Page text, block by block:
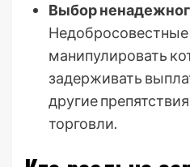
Выбор
манипулировать
задерживать
другие
торговли.